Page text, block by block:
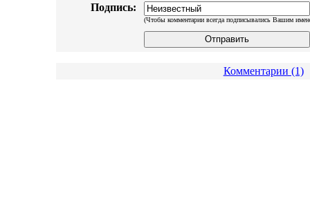
Подпись:
(Чтобы комментарии всегда подписывались Вашим
Комментарии (1)